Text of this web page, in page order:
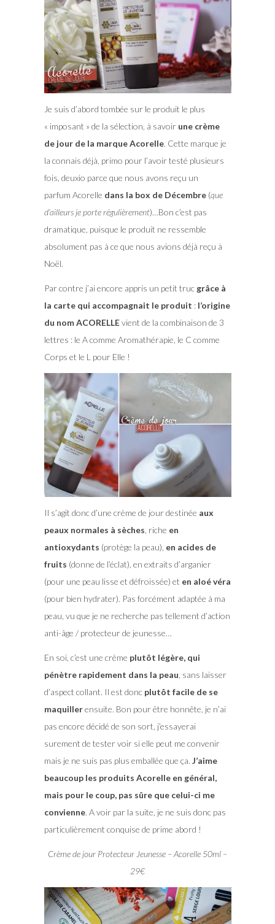
Je suis d’abord tombée sur le produit le plus
« imposant » de la sélection, à savoirune crème
de jour de la marque Acorelle. Cette marque je
la connais déjà, primo pour l’avoir testé plusieurs
fois, deuxio parce que nous avons reçu un
parfum Acorelle dans la box de Décembre(que
d’ailleurs je porte régulièrement)…Bon c’est pas
dramatique, puisque le produit ne ressemble
absolument pas à ce que nous avions déjà reçu à
Noël.
Par contre j’ai encore appris un petit truc grâce à
la carte qui accompagnait le produit : l’origine
du nom ACORELLEvient de la combinaison de 3
lettres : le A comme Aromathérapie, le C comme
Corps et le L pour Elle !
Il s’agit donc d’une crème de jour destinée aux
peaux normales à sèches, riche en
antioxydants (protège la peau), en acides de
fruits (donne de l’éclat), en extraits d’arganier
(pour une peau lisse et défroissée) et en aloé véra
(pour bien hydrater). Pas forcément adaptée à ma
peau, vu que je ne recherche pas tellement d’action
anti-âge / protecteur de jeunesse…
En soi, c’est une crème plutôt légère, qui
pénètre rapidement dans la peau, sans laisser
d’aspect collant. Il est donc plutôt facile de se
maquillerensuite. Bon pour être honnête, je n’ai
pas encore décidé de son sort, j’essayerai
surement de tester voir si elle peut me convenir
mais je ne suis pas plus emballée que ça. J’aime
beaucoup les produits Acorelle en général,
mais pour le coup, pas sûre que celui-ci me
convienne. A voir par la suite, je ne suis donc pas
particulièrement conquise de prime abord !
Crème de jour Protecteur Jeunesse – Acorelle 50ml –
29€